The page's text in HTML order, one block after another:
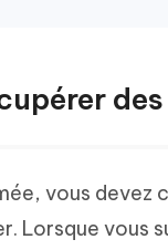
vous
Lorsque vous